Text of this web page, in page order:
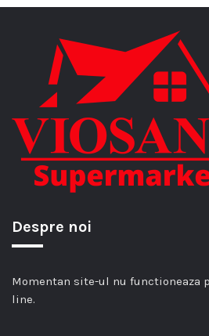
Despre noi
Momentan site-ul nu functioneaza
line.